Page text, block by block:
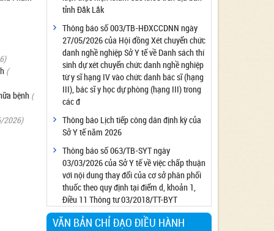
(
bệnh (
2026)
Công bố đủ điều kiện cung cấp dịch vụ diệt
côn trùng, diệt khuẩn bằng chế phẩm
Công bố cơ sở đủ điều kiện quan trắc môi
trường lao động
Công bố hồ sơ về trang thiết bị y tế
Công bố cơ sở đủ điều kiện tiêm chủng
Cơ sở Massage đủ điều kiện hoạt động
Cơ sở thẩm mỹ đủ điều kiện hoạt động
tỉnh Đắk Lắk
Thông báo số 003/TB-HĐXCCDNN ngày
27/05/2026 của Hội đồng Xét chuyển chức
danh nghề nghiệp Sở Y tế về Danh sách thí
sinh dự xét chuyển chức danh nghề nghiệp
từ y sĩ hạng IV vào chức danh bác sĩ (hạng
III), bác sĩ y học dự phòng (hạng III) trong
các đ
Thông báo Lịch tiếp công dân định kỳ của
Sở Y tế năm 2026
Thông báo số 063/TB-SYT ngày
03/03/2026 của Sở Y tế về việc chấp thuận
với nội dung thay đổi của cơ sở phân phối
thuốc theo quy định tại điểm d, khoản 1,
Điều 11 Thông tư 03/2018/TT-BYT
VĂN BẢN CHỈ ĐẠO ĐIỀU HÀNH